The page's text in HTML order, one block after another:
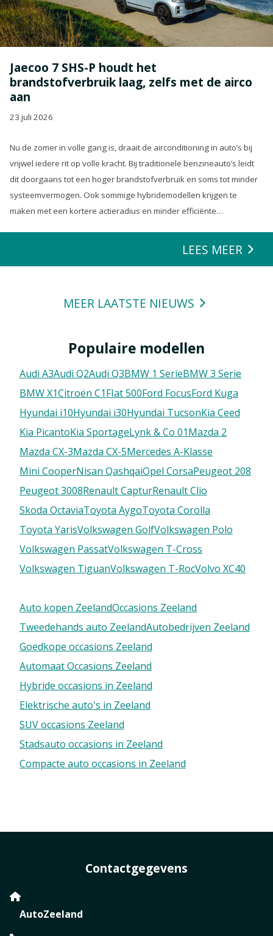
Jaecoo 7 SHS-P houdt het
brandstofverbruik laag, zelfs met de airco
aan
23 juli 2026
Nu de zomer in volle gang is, draait de airconditioning in auto’s bij
vrijwel iedere rit op volle kracht. Bij traditionele benzineauto’s leidt
dit doorgaans tot een hoger brandstofverbruik en soms tot minder
systeemvermogen. Ook sommige hybridemodellen krijgen te
maken met een kortere actieradius en minder efficiënte
LEES MEER
MEER LAATSTE NIEUWS
Populaire modellen
Audi A3Audi Q2Audi Q3BMW 1 SerieBMW 3 Serie
BMW X1Citroën C1FIat 500Ford FocusFord Kuga
Hyundai i10Hyundai i30Hyundai TucsonKia Ceed
Kia PicantoKia SportageLynk & Co 01Mazda 2
Mazda CX-3Mazda CX-5Mercedes A-Klasse
Mini CooperNisan QashqaiOpel CorsaPeugeot 208
Peugeot 3008Renault CapturRenault Clio
Skoda OctaviaToyota AygoToyota Corolla
Toyota YarisVolkswagen GolfVolkswagen Polo
Volkswagen PassatVolkswagen T-Cross
Volkswagen TiguanVolkswagen T-RocVolvo XC40
Auto kopen ZeelandOccasions Zeeland
Tweedehands auto ZeelandAutobedrijven Zeeland
Goedkope occasions Zeeland
Automaat Occasions Zeeland
Hybride occasions in Zeeland
Elektrische auto's in Zeeland
SUV occasions Zeeland
Stadsauto occasions in Zeeland
Compacte auto occasions in Zeeland
Contactgegevens
AutoZeeland